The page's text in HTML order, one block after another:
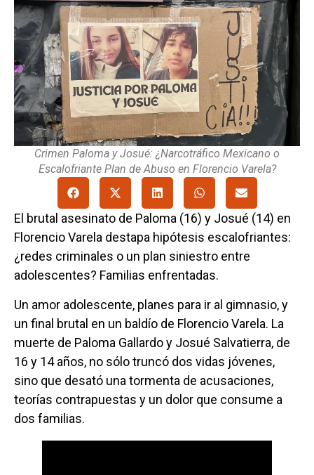
Crimen Paloma y Josué: ¿Narcotráfico Mexicano o
Escalofriante Plan de Abuso en Florencio Varela?
El brutal asesinato de Paloma (16) y Josué (14) en
Florencio Varela destapa hipótesis escalofriantes:
¿redes criminales o un plan siniestro entre
adolescentes? Familias enfrentadas.
Un amor adolescente, planes para ir al gimnasio, y
un final brutal en un baldío de Florencio Varela. La
muerte de Paloma Gallardo y Josué Salvatierra, de
16 y 14 años, no sólo truncó dos vidas jóvenes,
sino que desató una tormenta de acusaciones,
teorías contrapuestas y un dolor que consume a
dos familias.